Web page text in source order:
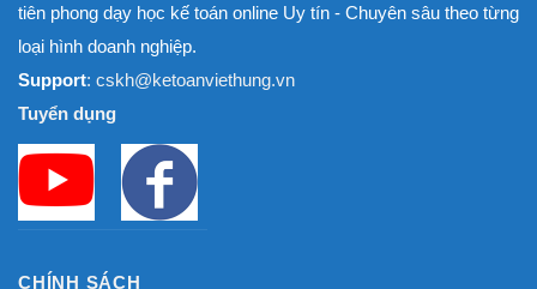
tiên phong dạy học kế toán online Uy tín - Chuyên sâu theo từng
loại hình doanh nghiệp.
Support: cskh@ketoanviethung.vn
Tuyển dụng
CHÍNH SÁCH